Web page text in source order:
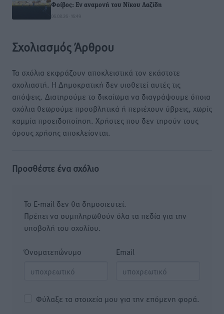
Φοίβος: Εν αναμονή του Νίκου Λαζίδη
06.08.26 · 16:49
Σχολιασμός Άρθρου
Τα σχόλια εκφράζουν αποκλειστικά τον εκάστοτε
σχολιαστή. Η Δημοκρατική δεν υιοθετεί αυτές τις
απόψεις. Διατηρούμε το δικαίωμα να διαγράψουμε όποια
σχόλια θεωρούμε προσβλητικά ή περιέχουν ύβρεις, χωρίς
καμμία προειδοποίηση. Χρήστες που δεν τηρούν τους
όρους χρήσης αποκλείονται.
Προσθέστε ένα σχόλιο
Το E-mail δεν θα δημοσιευτεί.
Πρέπει να συμπληρωθούν όλα τα πεδία για την
υποβολή του σχολίου.
Όνοματεπώνυμο Email
Φύλαξε τα στοιχεία μου για την επόμενη φορά.